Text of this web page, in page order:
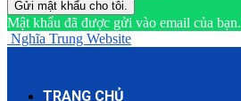
Mật khẩu đã được gửi vào email của bạn.
Nghĩa Trung Website
TRANG CHỦ